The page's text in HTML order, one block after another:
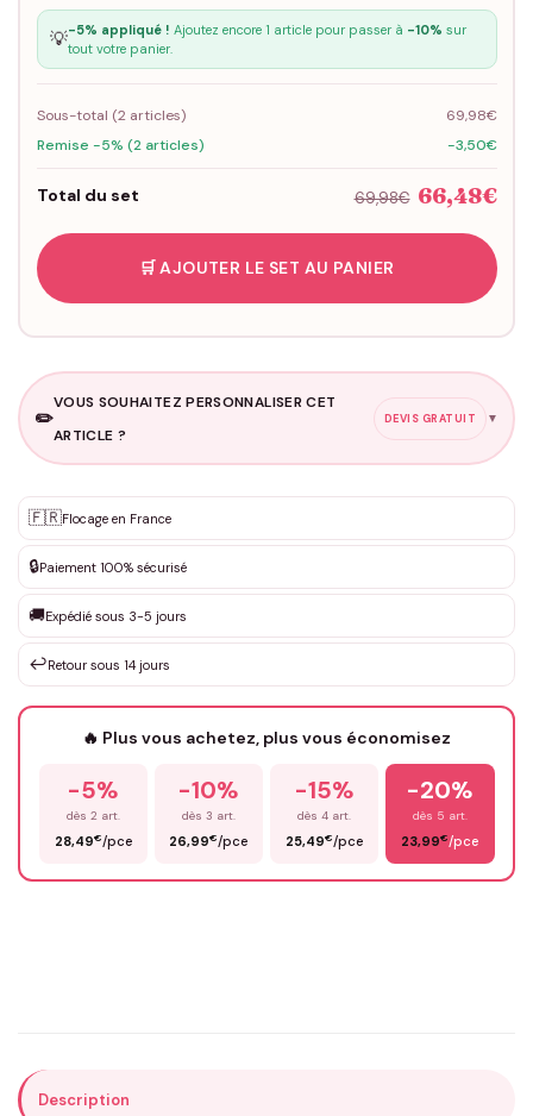
💡-5% appliqué ! Ajoutez encore 1 article pour passer à -10% sur
tout votre panier.
Sous-total (2articles)
69,98€
Remise -5% (2 articles)
-3,50€
Total du set 69,98€ 66,48€
🛒 AJOUTER LE SET AU PANIER
✏️
VOUS SOUHAITEZ PERSONNALISER CET
ARTICLE ?
DEVIS GRATUIT ▼
✨ Personnalisation sur mesure
DEVIS GRATUIT · Personnalisation de 3 à 10€ selon la demande
Que souhaitez-vous ?*
Votre texte / idée*
Prénom*
🇫🇷Flocage en France
🔒Paiement 100% sécurisé
🚚Expédié sous 3-5 jours
↩️Retour sous 14 jours
🔥 Plus vous achetez, plus vous économisez
-5%
dès 2 art.
28,49€/pce
-10%
dès 3 art.
26,99€/pce
-15%
dès 4 art.
25,49€/pce
-20%
dès 5 art.
23,99€/pce
Description